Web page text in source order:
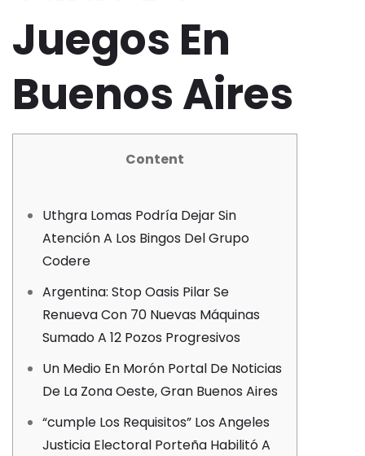
Juegos En
Buenos Aires
Content
Uthgra Lomas Podría Dejar Sin
Atención A Los Bingos Del Grupo
Codere
Argentina: Stop Oasis Pilar Se
Renueva Con 70 Nuevas Máquinas
Sumado A 12 Pozos Progresivos
Un Medio En Morón Portal De Noticias
De La Zona Oeste, Gran Buenos Aires
“cumple Los Requisitos” Los Angeles
Justicia Electoral Porteña Habilitó A